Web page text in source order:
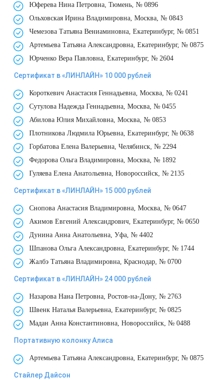
Юферева Нина Петровна, Тюмень, № 0896
Ольховская Ирина Владимировна, Москва, № 0843
Чемезова Татьяна Вениаминовна, Екатеринбург, № 0851
Артемьева Татьяна Александровна, Екатеринбург, № 0875
Юрченко Вера Павловна, Екатеринбург, № 2604
Сертификат в «ЛИНЛАЙН» 10 000 рублей
Короткевич Анастасия Геннадьевна, Москва, № 0241
Сутулова Надежда Геннадьевна, Москва, № 0455
Абилова Юлия Михайловна, Москва, № 0853
Плотникова Людмила Юрьевна, Екатеринбург, № 0638
Горбатова Елена Валерьевна, Челябинск, № 2294
Федорова Ольга Владимировна, Москва, № 1892
Гуляева Елена Анатольевна, Новороссийск, № 2135
Сертификат в «ЛИНЛАЙН» 15 000 рублей
Снопова Анастасия Владимировна, Москва, № 0647
Акимов Евгений Александрович, Екатеринбург, № 0650
Дунина Анна Анатольевна, Уфа, № 4402
Шпанова Ольга Александровна, Екатеринбург, № 1744
Жалбэ Татьяна Владимировна, Краснодар, № 0700
Сертификат в «ЛИНЛАЙН» 24 000 рублей
Назарова Нана Петровна, Ростов-на-Дону, № 2763
Швенк Наталья Валерьевна, Екатеринбург, № 0825
Мадан Анна Константиновна, Новороссийск, № 0488
Портативную колонку Алиса
Артемьева Татьяна Александровна, Екатеринбург, № 0875
Стайлер Дайсон
Омоложение QOOLGLOW
QOOL- омоложение
Карбоновый пилинг
Лазерное лечение ринофимы
Лазерное лечение розацеа
Интимное лазерное омоложение
Лазерная подтяжка кожи живота
Лазерная подтяжка кожи на бедрах и коленях
Лазерное омоложение груди
Купить сертификат
Купить абонемент